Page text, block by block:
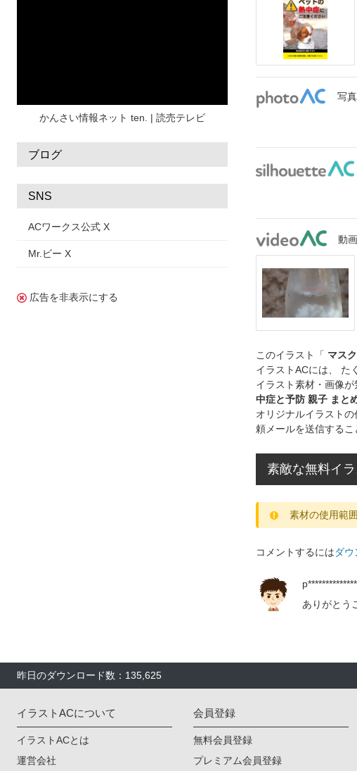
かんさい情報ネット ten. | 読売テレビ
ブログ
SNS
ACワークス公式 X
Mr.ビー X
広告を非表示にする
写
動
このイラスト「 マス
イラストACには、 た
イラスト素材・画像が
中症と予防 親子 まと
オリジナルイラスト
頼メールを送信する
素敵な無料イ
素材の使用範
コメントするにはダ
ありがとう
昨日のダウンロード数：135,625
イラストACについて
イラストACとは
運営会社
会員登録
無料会員登録
プレミアム会員登録